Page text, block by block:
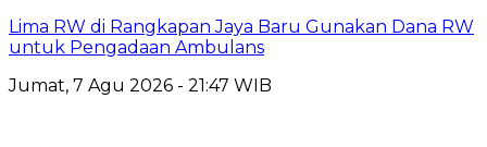
Lima RW di Rangkapan Jaya Baru Gunakan Dana RW
untuk Pengadaan Ambulans
Jumat, 7 Agu 2026 - 21:47 WIB